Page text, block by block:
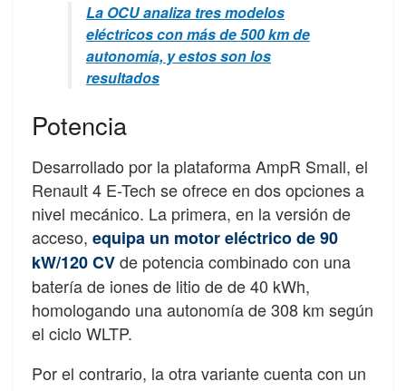
La OCU analiza tres modelos
eléctricos con más de 500 km de
autonomía, y estos son los
resultados
Potencia
Desarrollado por la plataforma AmpR Small, el
Renault 4 E-Tech se ofrece en dos opciones a
nivel mecánico. La primera, en la versión de
acceso, equipa un motor eléctrico de 90
kW/120 CVde potencia combinado con una
batería de iones de litio de de 40 kWh,
homologando una autonomía de 308 km según
el ciclo WLTP.
Por el contrario, la otra variante cuenta con un